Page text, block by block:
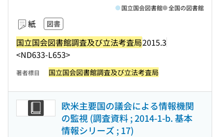
紙 図書
国立国会図書館調査及び立法考査局2015.3
<ND633-L653>
国立国会図書館 全国の図書館
著者標目 国立国会図書館調査及び立法考査局
欧米主要国の議会による情報機関
の監視 (調査資料 ; 2014-1-b. 基本
情報シリーズ ; 17)